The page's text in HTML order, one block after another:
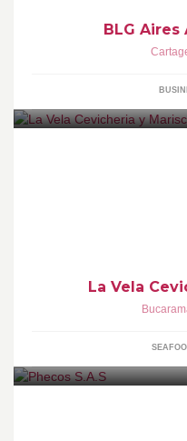
BLG
La Vela